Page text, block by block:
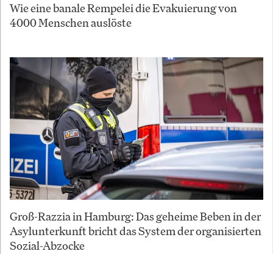
Wie eine banale Rempelei die Evakuierung von
4000 Menschen auslöste
Groß-Razzia in Hamburg: Das geheime Beben in der
Asylunterkunft bricht das System der organisierten
Sozial-Abzocke